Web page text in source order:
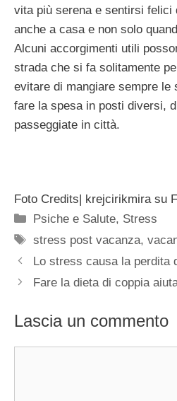
vita più serena e sentirsi felici
anche a casa e non solo
Alcuni accorgimenti utili
strada che si fa solitamente
evitare di mangiare sempre le
fare la spesa in posti diversi,
passeggiate in città.
Foto Credits| krejcirikmira su
Categorie
Psiche e Salute, Stress
Tag
stress post vacanza,
Lo stress causa la perdita
Fare la dieta di coppia
Lascia un commento